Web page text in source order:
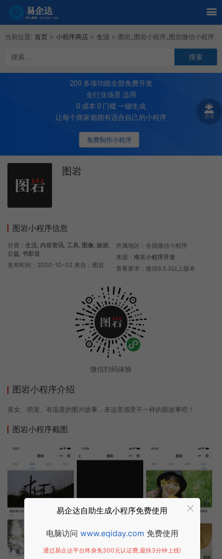
当前位置: 首页 > 小程序商店 > 生活 > 图岩_图岩小程序_图岩微信小程序
免费制作小程序
200 多项功能全部免费开发
全行业场景 适用
0 成本 0 门槛 一键生成
让每个商家都拥有适合自己的小程序
图岩
图岩小程序信息
分类： 生活, 内容资讯, 工具, 图像, 旅游,
公益, 书影音
发布时间：2020-10-02 来自：图岩
所属地区：全国微信小程序
来源： 南京小程序开发
查看要求：微信6.5.3以上版本
微信扫码体验
图岩小程序介绍
美女、萌宠、有温度的图片故事，来这里感受不一样的新故事吧！
图岩小程序截图
易企达自助生成小程序免费使用
电脑访问 www.eqiday.com 免费使用
通过易企达平台终身免300元认证费,最快3分钟上线!